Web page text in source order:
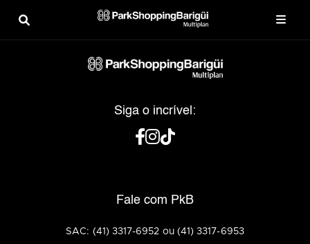
Siga o incrível:
Fale com PkB
SAC: (41) 3317-6952 ou (41) 3317-6953